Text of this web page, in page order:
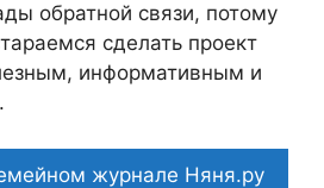
обратной связи, потому
сделать проект
информативным и
журнале Няня.ру